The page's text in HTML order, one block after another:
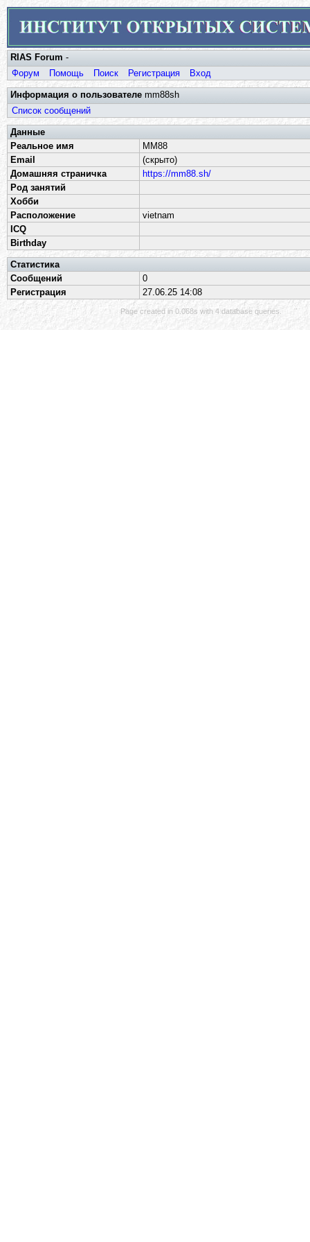
RIAS Forum -
Форум
Помощь Поиск Регистрация Вход
Информация о пользователе mm88sh
Список сообщений
Данные
Реальное имя
MM88
Email
(скрыто)
Домашняя страничка
https://mm88.sh/
Род занятий
Хобби
Расположение
vietnam
ICQ
Birthday
Статистика
Сообщений
0
Регистрация
27.06.25 14:08
Page created in 0.068s with 4 database queries.